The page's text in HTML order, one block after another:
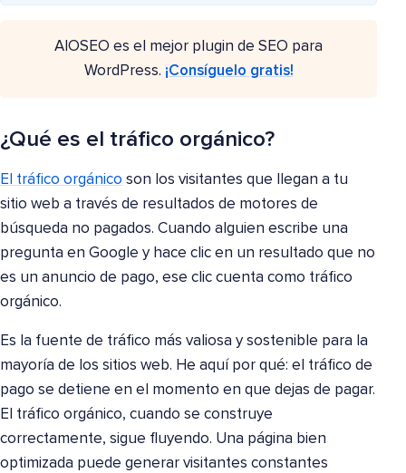
AIOSEO es el mejor plugin de SEO para
WordPress. ¡Consíguelo gratis!
¿Qué es el tráfico orgánico?
El tráfico orgánico son los visitantes que llegan a tu
sitio web a través de resultados de motores de
búsqueda no pagados. Cuando alguien escribe una
pregunta en Google y hace clic en un resultado que no
es un anuncio de pago, ese clic cuenta como tráfico
orgánico.
Es la fuente de tráfico más valiosa y sostenible para la
mayoría de los sitios web. He aquí por qué: el tráfico de
pago se detiene en el momento en que dejas de pagar.
El tráfico orgánico, cuando se construye
correctamente, sigue fluyendo. Una página bien
optimizada puede generar visitantes constantes